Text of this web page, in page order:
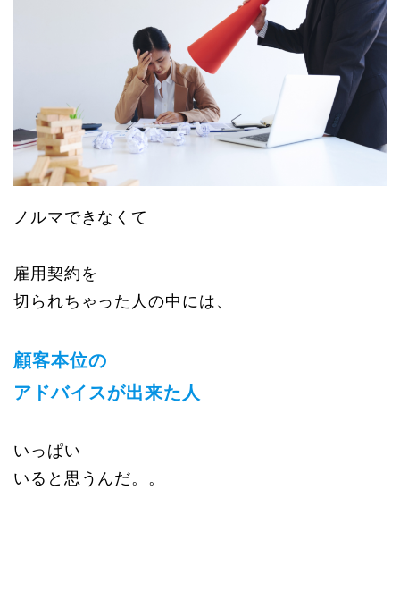
ノルマできなくて
雇用契約を
切られちゃった人の中には、
顧客本位の
アドバイスが出来た人
いっぱい
いると思うんだ。。